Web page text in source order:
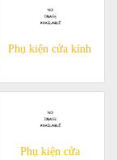
Phụ kiện cửa kính
Phụ kiện cửa